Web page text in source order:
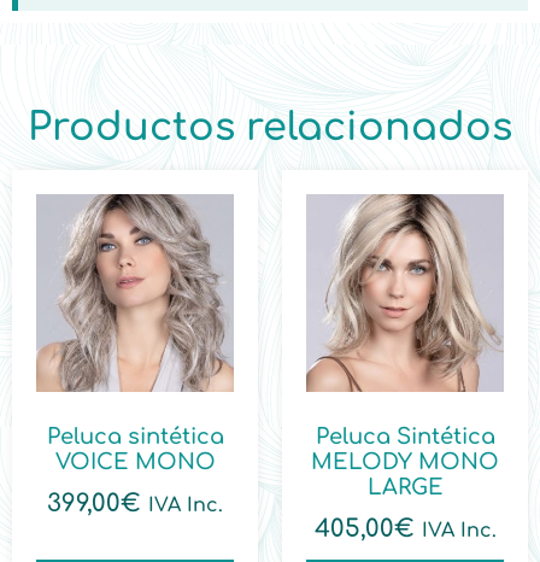
Productos relacionados
Peluca sintética
VOICE MONO
399,00€ IVA Inc.
Peluca Sintética
MELODY MONO
LARGE
405,00€ IVA Inc.